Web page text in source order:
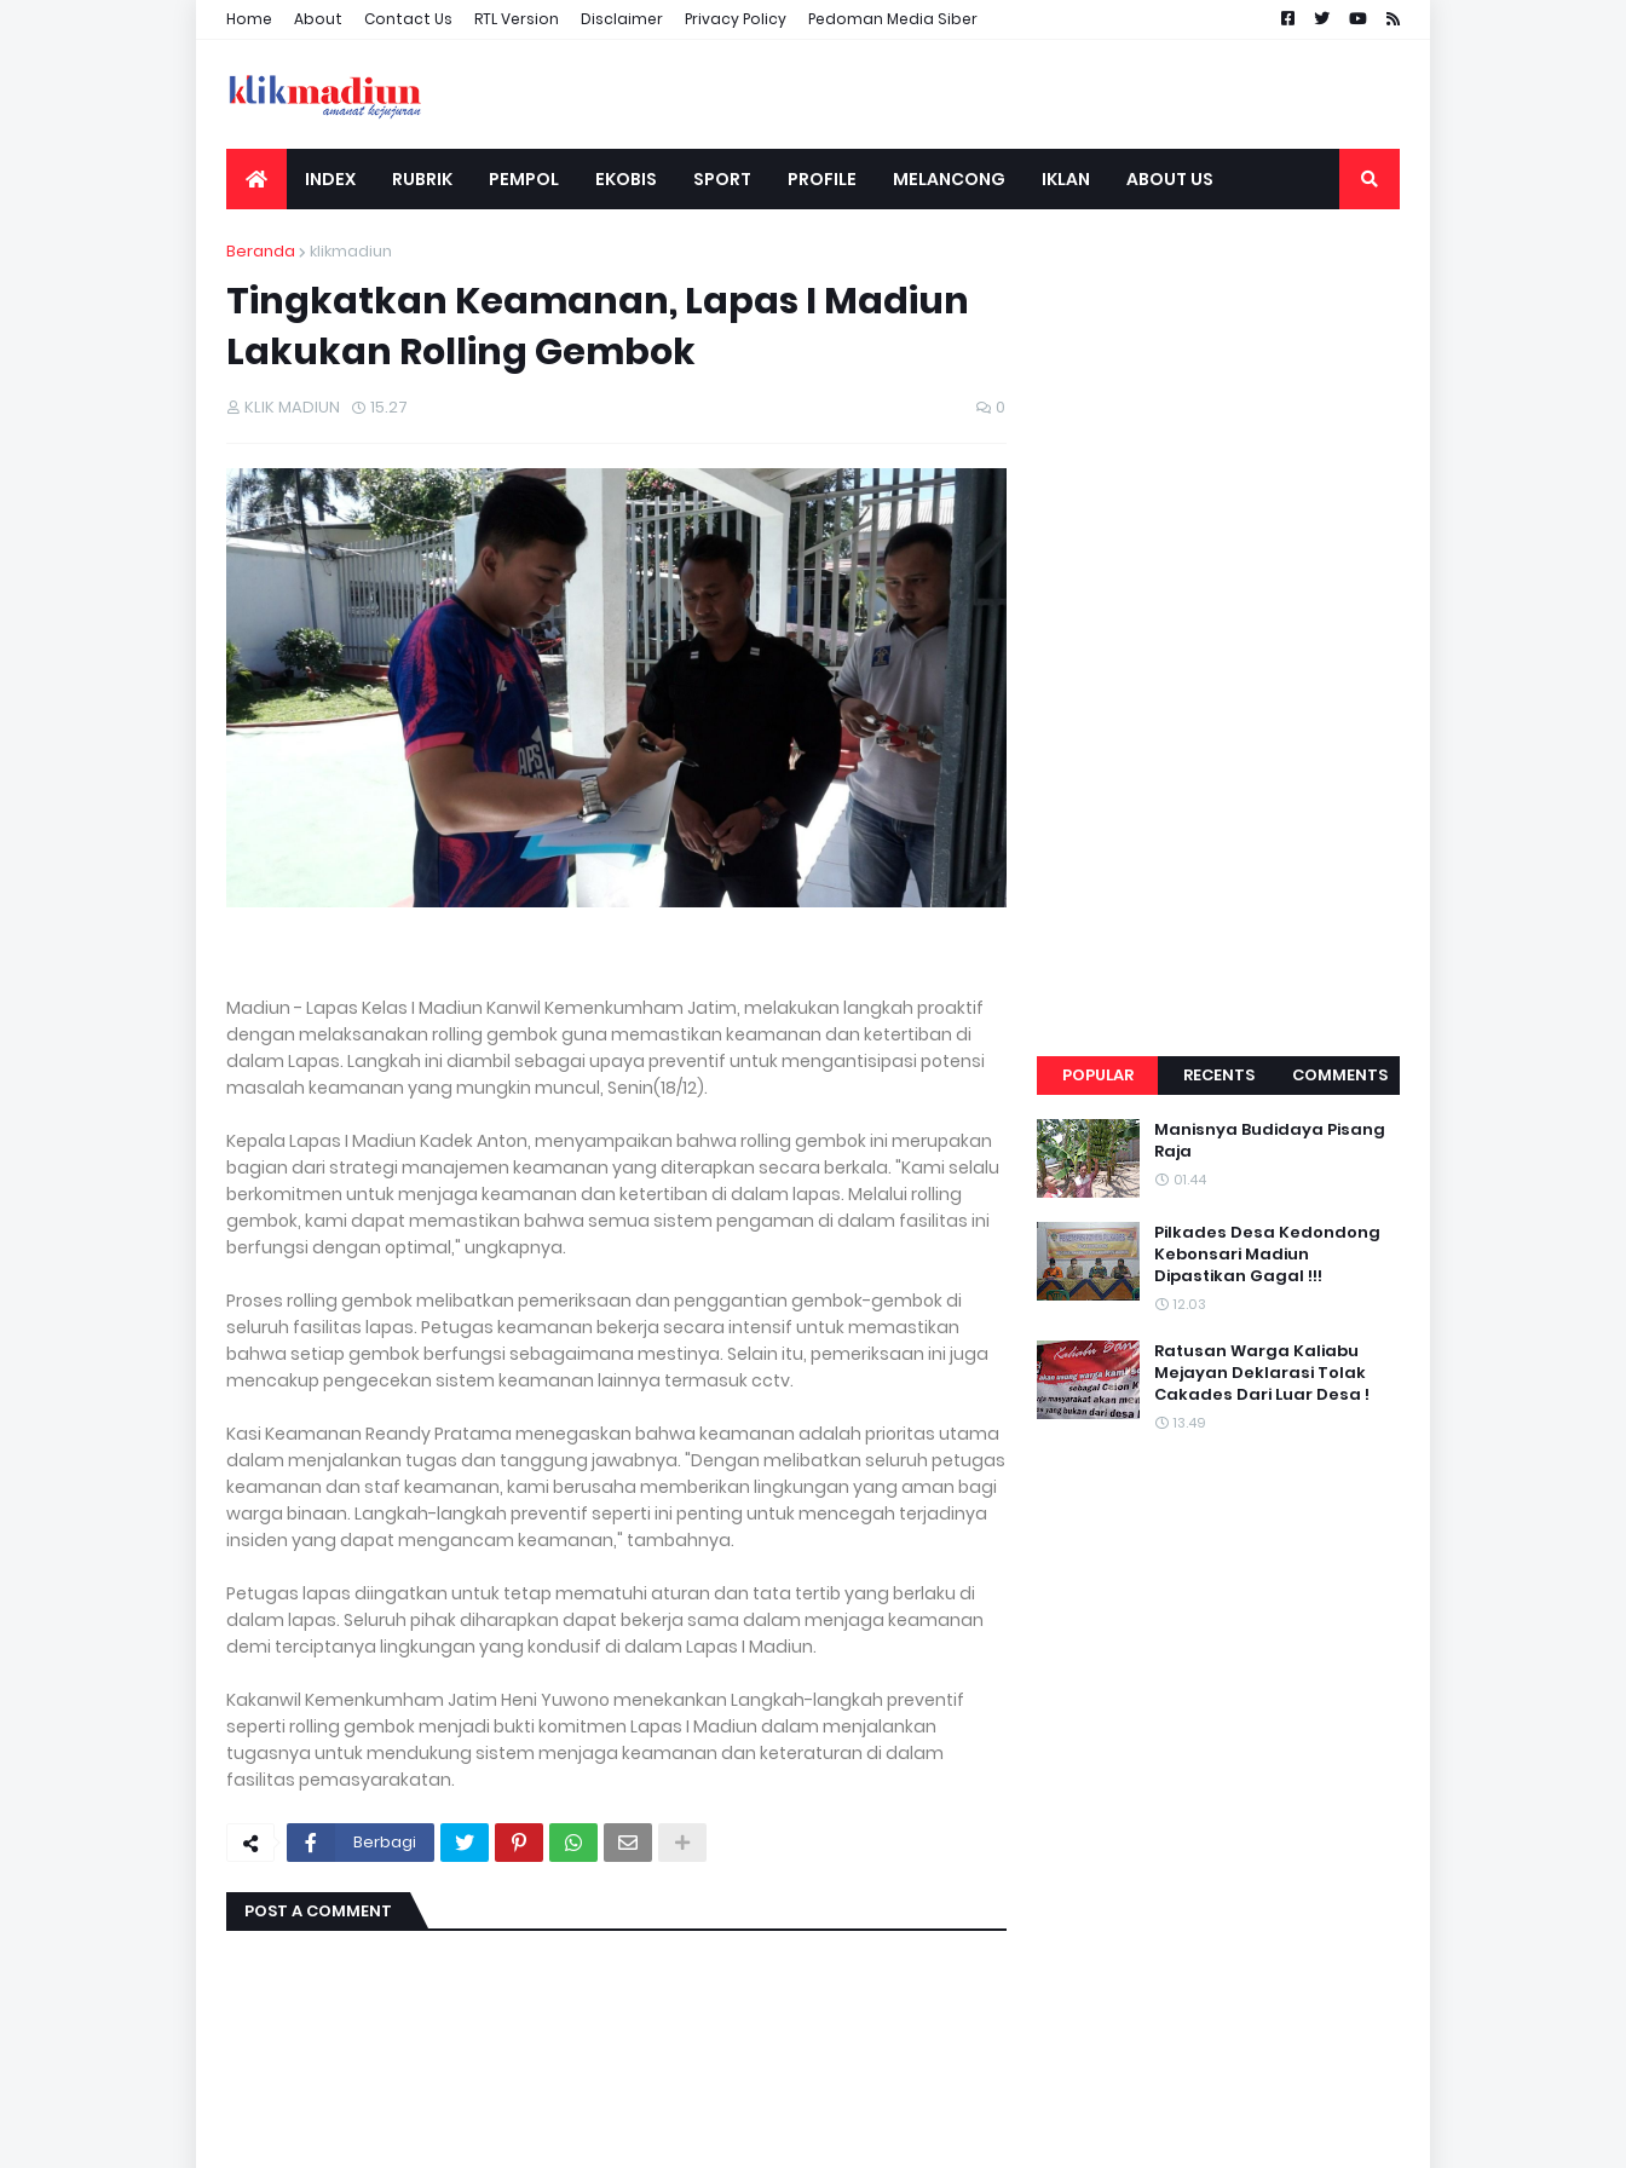
Home About Contact Us RTL Version Disclaimer Privacy Policy Pedoman Media Siber
INDEX RUBRIK PEMPOL EKOBIS SPORT PROFILE MELANCONG IKLAN ABOUT US
Beranda klikmadiun
Tingkatkan Keamanan, Lapas I Madiun
Lakukan Rolling Gembok
KLIK MADIUN 15.27 0
Madiun - Lapas Kelas I Madiun Kanwil Kemenkumham Jatim, melakukan langkah proaktif
dengan melaksanakan rolling gembok guna memastikan keamanan dan ketertiban di
dalam Lapas. Langkah ini diambil sebagai upaya preventif untuk mengantisipasi potensi
masalah keamanan yang mungkin muncul, Senin(18/12).
Kepala Lapas I Madiun Kadek Anton, menyampaikan bahwa rolling gembok ini merupakan
bagian dari strategi manajemen keamanan yang diterapkan secara berkala. "Kami selalu
berkomitmen untuk menjaga keamanan dan ketertiban di dalam lapas. Melalui rolling
gembok, kami dapat memastikan bahwa semua sistem pengaman di dalam fasilitas ini
berfungsi dengan optimal," ungkapnya.
Proses rolling gembok melibatkan pemeriksaan dan penggantian gembok-gembok di
seluruh fasilitas lapas. Petugas keamanan bekerja secara intensif untuk memastikan
bahwa setiap gembok berfungsi sebagaimana mestinya. Selain itu, pemeriksaan ini juga
mencakup pengecekan sistem keamanan lainnya termasuk cctv.
Kasi Keamanan Reandy Pratama menegaskan bahwa keamanan adalah prioritas utama
dalam menjalankan tugas dan tanggung jawabnya. "Dengan melibatkan seluruh petugas
keamanan dan staf keamanan, kami berusaha memberikan lingkungan yang aman bagi
warga binaan. Langkah-langkah preventif seperti ini penting untuk mencegah terjadinya
insiden yang dapat mengancam keamanan," tambahnya.
Petugas lapas diingatkan untuk tetap mematuhi aturan dan tata tertib yang berlaku di
dalam lapas. Seluruh pihak diharapkan dapat bekerja sama dalam menjaga keamanan
demi terciptanya lingkungan yang kondusif di dalam Lapas I Madiun.
Kakanwil Kemenkumham Jatim Heni Yuwono menekankan Langkah-langkah preventif
seperti rolling gembok menjadi bukti komitmen Lapas I Madiun dalam menjalankan
tugasnya untuk mendukung sistem menjaga keamanan dan keteraturan di dalam
fasilitas pemasyarakatan.
Berbagi
POST A COMMENT
POPULAR RECENTS COMMENTS
Manisnya Budidaya Pisang
Raja
01.44
Pilkades Desa Kedondong
Kebonsari Madiun
Dipastikan Gagal !!!
12.03
Ratusan Warga Kaliabu
Mejayan Deklarasi Tolak
Cakades Dari Luar Desa !
13.49